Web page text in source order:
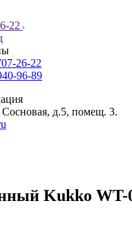
22
26-22
96-89
Сосновая, д.5, помещ. 3.
Kukko WT-